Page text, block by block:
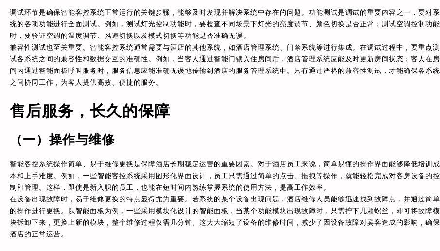
调试环节是确保智能客控系统正常运行的关键步骤，能够及时发现并解决系统中存在的问题。功能测试是调试的重要内容之一，要对系
统的各项功能进行全面测试。例如，测试灯光控制功能时，要检查不同场景下灯光的亮度调节、颜色切换是否正常；测试空调控制功能
时，要验证空调的温度调节、风速切换以及模式切换等功能是否准确无误。
兼容性测试也至关重要。智能客控系统通常需要与酒店的其他系统，如酒店管理系统、门禁系统等进行集成。在调试过程中，要重点测
试各系统之间的兼容性和数据交互的准确性。例如，当客人通过智能门锁入住房间后，酒店管理系统应能及时更新房间状态；客人在房
间内通过智能面板呼叫服务时，服务信息应能准确无误地传输到酒店的服务管理系统中。只有通过严格的兼容性测试，才能确保各系统
之间协同工作，为客人提供高效、便捷的服务。
售后服务，长久的保障
（一）操作与维修
智能客控系统操作简单、易于维修更换是保障酒店长期稳定运营的重要因素。对于酒店员工来说，简单易懂的操作界面能够降低培训成
本和上手难度。例如，一些智能客控系统采用图形化界面设计，员工只需通过简单的点击、拖拽等操作，就能轻松完成对客房设备的控
制和管理。这样，即使是新入职的员工，也能在短时间内熟练掌握系统的使用方法，提高工作效率。
在设备出现故障时，易于维修更换的特点显得尤为重要。若系统的某个设备出现问题，酒店维修人员能够迅速找到故障点，并通过简单
的操作进行更换。以智能面板为例，一些采用模块化设计的智能面板，当某个功能模块出现故障时，只需拧下几颗螺丝，即可将故障模
块拆卸下来，更换上新的模块，整个维修过程仅需几分钟。这大大缩短了设备的维修时间，减少了因设备故障对宾客造成的影响，确保
酒店的正常运营。